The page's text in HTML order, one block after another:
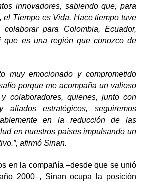
innovadores, sabiendo que, para
el Tiempo es Vida. Hace tiempo tuve
para Colombia, Ecuador,
que es una región que conozco de
muy emocionado y comprometido
porque me acompaña un valioso
colaboradores, quienes, junto con
aliados estratégicos, seguiremos
en la reducción de las
en nuestros países impulsando un
afirmó Sinan.
en la compañía –desde que se unió
2000–, Sinan ocupa la posición